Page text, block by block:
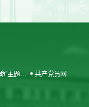
”主题教
共产党员网